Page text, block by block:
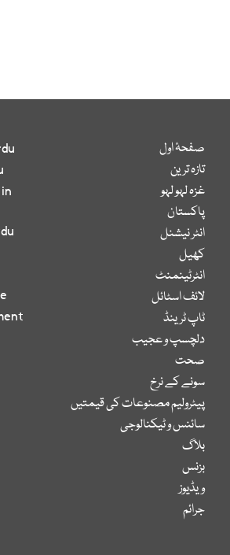
صفحۂ اول
تازہ ترین
غزہ لہو لہو
پاکستان
انٹر نیشنل
کھیل
انٹرٹینمنٹ
لائف اسٹائل
ٹاپ ٹرینڈ
دلچسپ و عجیب
صحت
سونے کے نرخ
پیٹرولیم مصنوعات کی قیمتیں
سائنس و ٹیکنالوجی
بلاگ
بزنس
ویڈیوز
جرائم